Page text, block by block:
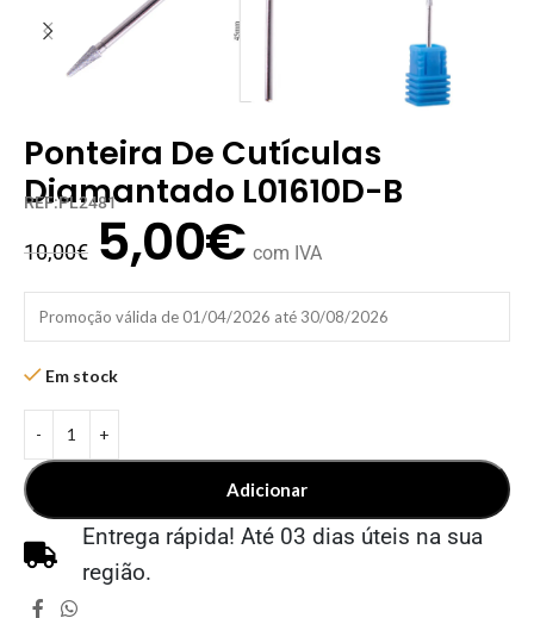
Ponteira De Cutículas
Diamantado L01610D-B
REF:PL2481
10,00€ 5,00€ com IVA
Promoção válida de 01/04/2026 até 30/08/2026
Em stock
Adicionar
Entrega rápida! Até 03 dias úteis na sua
região.